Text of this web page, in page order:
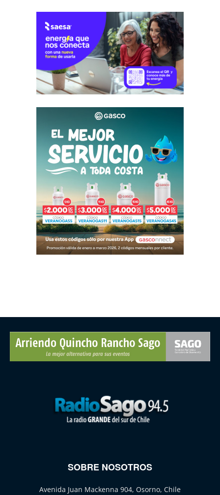
SOBRE NOSOTROS
Avenida Juan Mackenna 904, Osorno, Chile